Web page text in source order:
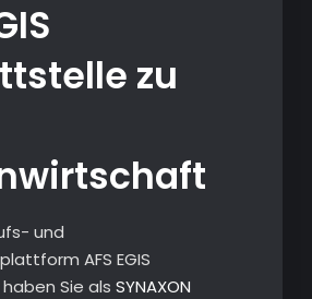
zu
und
AFS EGIS
Sie als SYNAXON